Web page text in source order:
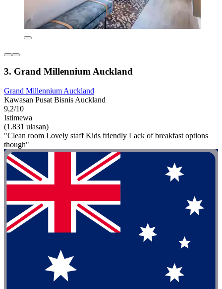
3. Grand Millennium Auckland
Grand Millennium Auckland
Kawasan Pusat Bisnis Auckland
9,2/10
Istimewa
(1.831 ulasan)
"Clean room Lovely staff Kids friendly Lack of breakfast options
though"